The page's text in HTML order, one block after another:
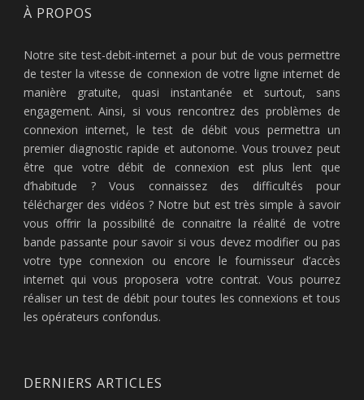
À PROPOS
Notre site test-debit-internet a pour but de vous permettre
de tester la vitesse de connexion de votre ligne internet de
manière gratuite, quasi instantanée et surtout, sans
engagement. Ainsi, si vous rencontrez des problèmes de
connexion internet, le test de débit vous permettra un
premier diagnostic rapide et autonome. Vous trouvez peut
être que votre débit de connexion est plus lent que
d’habitude ? Vous connaissez des difficultés pour
télécharger des vidéos ? Notre but est très simple à savoir
vous offrir la possibilité de connaitre la réalité de votre
bande passante pour savoir si vous devez modifier ou pas
votre type connexion ou encore le fournisseur d’accès
internet qui vous proposera votre contrat. Vous pourrez
réaliser un test de débit pour toutes les connexions et tous
les opérateurs confondus.
DERNIERS ARTICLES